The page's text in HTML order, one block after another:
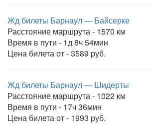
Жд билеты Барнаул — Байсерке
Расстояние маршрута - 1570 км
Время в пути - 1д 8ч 54мин
Цена билета от - 3589 руб.
Жд билеты Барнаул — Шидерты
Расстояние маршрута - 1022 км
Время в пути - 17ч 36мин
Цена билета от - 1993 руб.